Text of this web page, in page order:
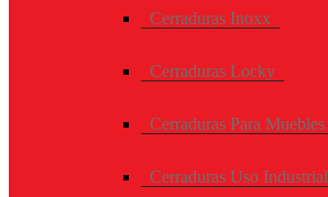
Cerraduras Inoxx
Cerraduras Locky
Cerraduras Para Muebles
Cerraduras Uso Industrial